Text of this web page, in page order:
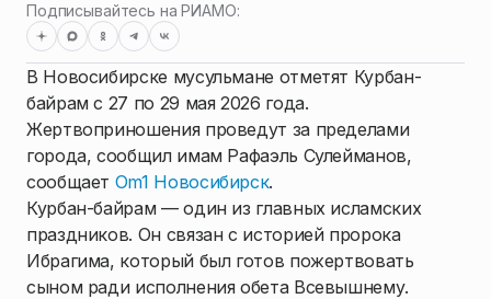
Подписывайтесь на РИАМО:
В Новосибирске мусульмане отметят Курбан-
байрам с 27 по 29 мая 2026 года.
Жертвоприношения проведут за пределами
города, сообщил имам Рафаэль Сулейманов,
сообщает Om1 Новосибирск.
Курбан-байрам — один из главных исламских
праздников. Он связан с историей пророка
Ибрагима, который был готов пожертвовать
сыном ради исполнения обета Всевышнему.